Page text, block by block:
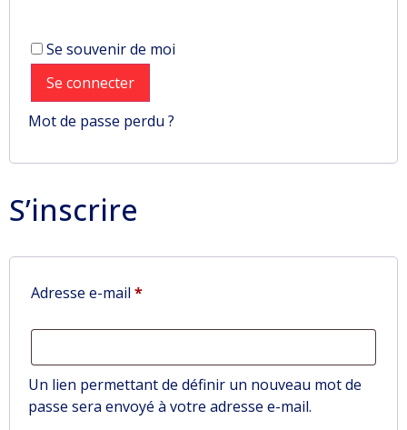
Se souvenir de moi
Se connecter
Mot de passe perdu ?
S’inscrire
Adresse e-mail *
Un lien permettant de définir un nouveau mot de
passe sera envoyé à votre adresse e-mail.